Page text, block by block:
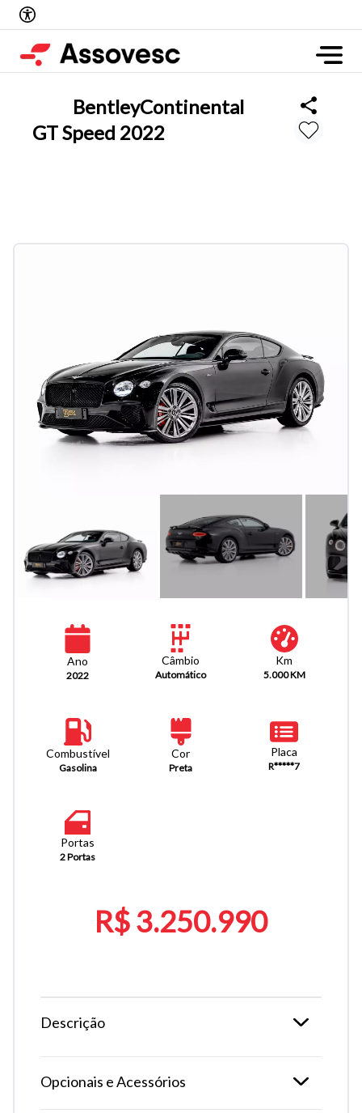
BentleyContinental
GT Speed 2022
Ano
2022
Câmbio
Automático
Km
5.000 KM
Combustível
Gasolina
Cor
Preta
Placa
R*****7
Portas
2 Portas
R$ 3.250.990
Descrição
Opcionais e Acessórios